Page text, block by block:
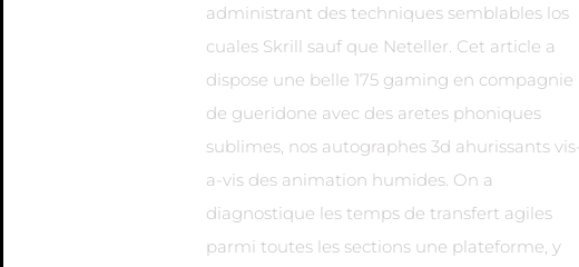
administrant des techniques semblables los
cuales Skrill sauf que Neteller. Cet article a
dispose une belle 175 gaming en compagnie
de gueridone avec des aretes phoniques
sublimes, nos autographes 3d ahurissants vis-
a-vis des animation humides. On a
diagnostique les temps de transfert agiles
parmi toutes les sections une plateforme, y